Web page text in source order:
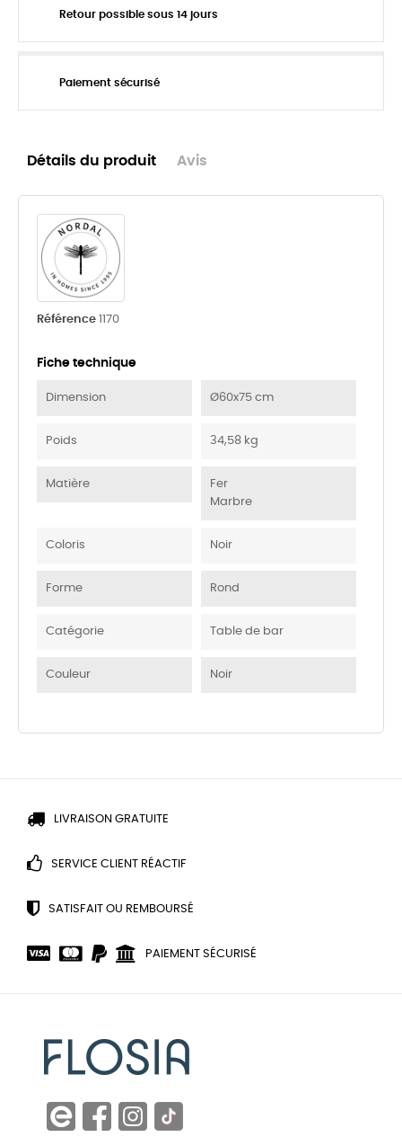
Retour possible sous 14 jours
Paiement sécurisé
Détails du produit Avis
Référence 1170
Fiche technique
Dimension Ø60x75 cm
Poids 34,58 kg
Matière
Fer
Marbre
Coloris Noir
Forme Rond
Catégorie Table de bar
Couleur Noir
LIVRAISON GRATUITE
SERVICE CLIENT RÉACTIF
SATISFAIT OU REMBOURSÉ
PAIEMENT SÉCURISÉ